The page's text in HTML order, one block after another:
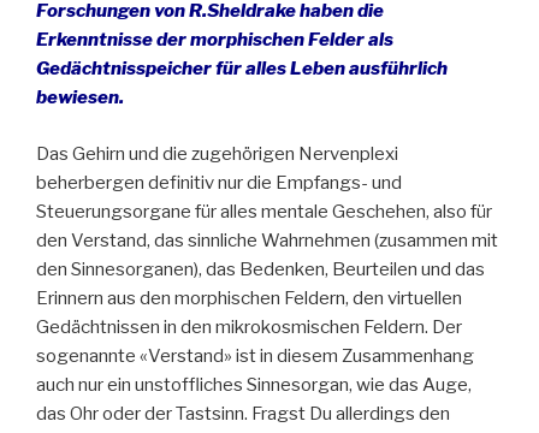
Forschungen von R.Sheldrake haben die
Erkenntnisse der morphischen Felder als
Gedächtnisspeicher für alles Leben ausführlich
bewiesen.
Das Gehirn und die zugehörigen Nervenplexi
beherbergen definitiv nur die Empfangs- und
Steuerungsorgane für alles mentale Geschehen, also für
den Verstand, das sinnliche Wahrnehmen (zusammen mit
den Sinnesorganen), das Bedenken, Beurteilen und das
Erinnern aus den morphischen Feldern, den virtuellen
Gedächtnissen in den mikrokosmischen Feldern. Der
sogenannte «Verstand» ist in diesem Zusammenhang
auch nur ein unstoffliches Sinnesorgan, wie das Auge,
das Ohr oder der Tastsinn. Fragst Du allerdings den